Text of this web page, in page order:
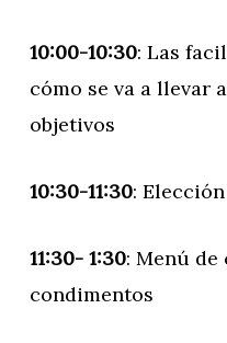
10:00-10:30: Las
cómo se va a llevar
objetivos
10:30-11:30:
11:30- 1:30: Menú
condimentos